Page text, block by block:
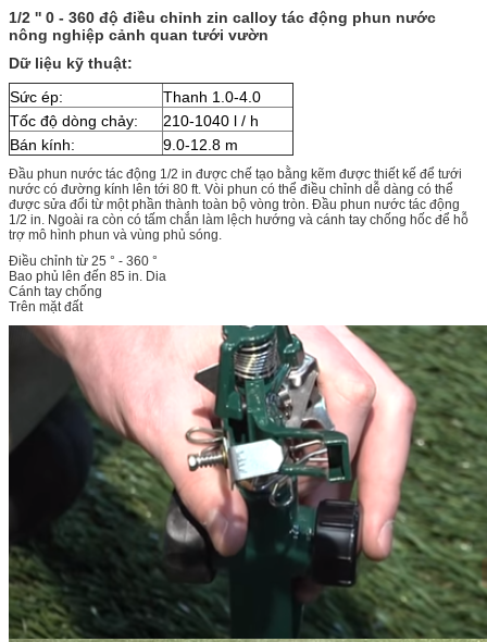
1/2 '' 0 - 360 độ điều chỉnh zin calloy tác động phun nước
nông nghiệp cảnh quan tưới vườn
Dữ liệu kỹ thuật:
Sức ép:
Thanh 1.0-4.0
Tốc độ dòng chảy:
210-1040 l / h
Bán kính:
9.0-12.8 m
Đầu phun nước tác động 1/2 in được chế tạo bằng kẽm được thiết kế để tưới
nước có đường kính lên tới 80 ft. Vòi phun có thể điều chỉnh dễ dàng có thể
được sửa đổi từ một phần thành toàn bộ vòng tròn. Đầu phun nước tác động
1/2 in. Ngoài ra còn có tấm chắn làm lệch hướng và cánh tay chống hốc để hỗ
trợ mô hình phun và vùng phủ sóng.
Điều chỉnh từ 25 ° - 360 °
Bao phủ lên đến 85 in. Dia
Cánh tay chống
Trên mặt đất